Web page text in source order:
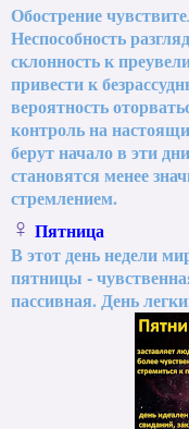
Обострение
Неспособность
склонность к
привести к
вероятность
контроль на
берут начало в эти
становятся менее
стремлением.
♀ Пятница
В этот день недели
пятницы -
пассивная. День